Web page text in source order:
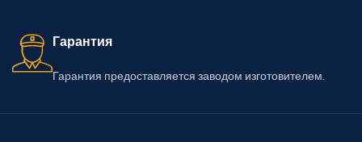
Гарантия
Гарантия предоставляется заводом изготовителем.